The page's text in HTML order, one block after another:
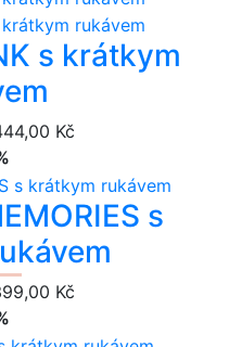
s krátkym
Kč
s
Kč